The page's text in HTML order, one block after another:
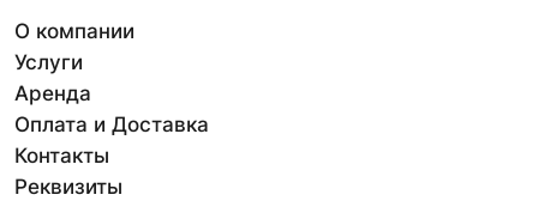
О компании
Услуги
Аренда
Оплата и Доставка
Контакты
Реквизиты